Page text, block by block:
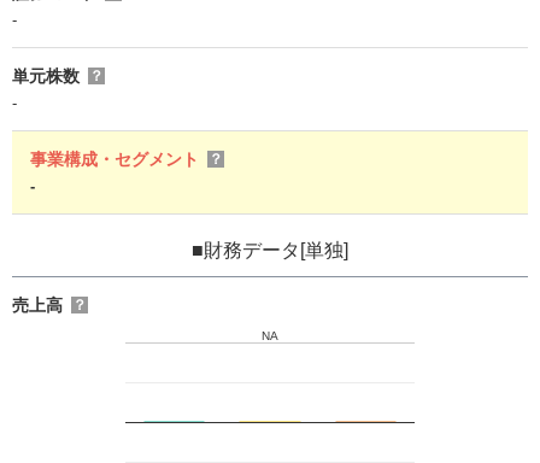
-
単元株数 ？
-
事業構成・セグメント ？
-
■財務データ[単独]
売上高 ？
NA